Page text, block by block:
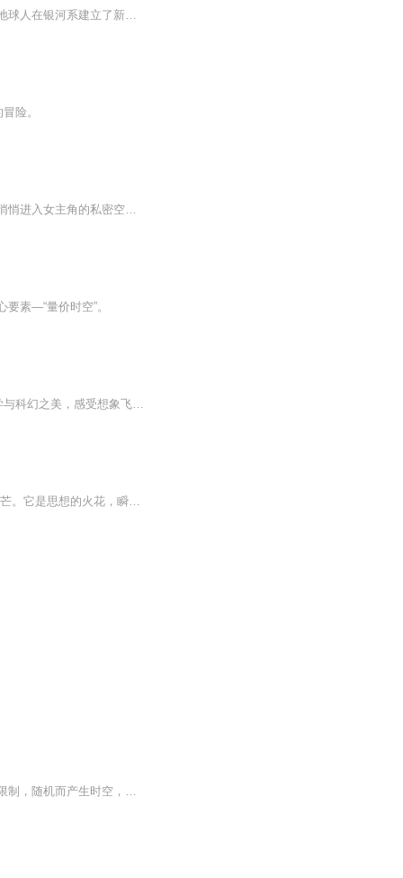
【内容简介】已经踏入太空时代的地球，一场突如其来的战争使其处于毁灭的边缘；一部分地球人在银河系建立了新的国家，而还有少部分人在地球上与自然灾害、变异的野兽做着殊死争斗；在这块近乎废墟的土地上，王天经过自己的努力和后天的进化，走出地球准备...
险。
这是一部融合了穿越、爱情、冒险与科幻元素的小说。故事以深夜的温柔一幕揭幕，男主角悄悄进入女主角的私密空间，两人的亲密无间和男主角的宠溺一笑，为这段千年情缘奠定了基调。随着故事的展开，读者逐渐了解到这是一个由六个核心成员组成的团队，他们在...
素—“量价时空”。
本书为“科学家带你读科幻”之时间旅行卷，精心选编的科幻作家的代表作将带领读者领略科学与科幻之美，感受想象飞翔的酣畅淋漓。
《短文时空》 在浩渺的文字宇宙中，短文如璀璨的星辰，虽篇幅短小，却能绽放出无尽的光芒。它是思想的火花，瞬间点燃心灵的灯塔；它是情感的涟漪，轻轻荡漾在灵魂的湖泊。 短文，是时光的浓缩。在有限的字数里，它能捕捉生活的瞬间，将那一刻的喜怒哀乐、...
【内容简介】碌碌无为的宅男获得了一团神秘的能量，穿越虽然成为事实，不过却有着种种限制，随机而产生时空，也许是危机重重生死一线，也许是神秘异常收获颇丰，不能成就永恒，一切都是浮云……【作者/主播简介】作者：新人上路，网络小说作家。主播：火焰...